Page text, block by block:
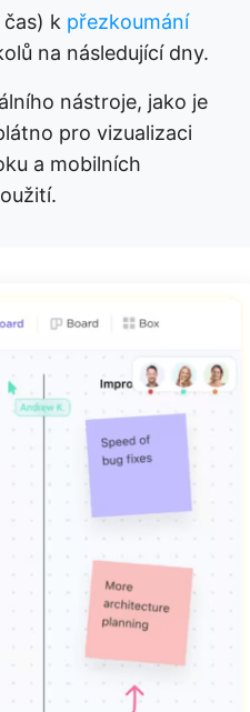
k přezkoumání
na následující dny.
nástroje, jako je
pro vizualizaci
a mobilních